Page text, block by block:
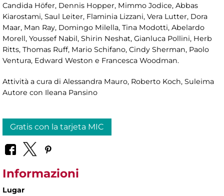
Candida Höfer, Dennis Hopper, Mimmo Jodice, Abbas
Kiarostami, Saul Leiter, Flaminia Lizzani, Vera Lutter, Dora
Maar, Man Ray, Domingo Milella, Tina Modotti, Abelardo
Morell, Youssef Nabil, Shirin Neshat, Gianluca Pollini, Herb
Ritts, Thomas Ruff, Mario Schifano, Cindy Sherman, Paolo
Ventura, Edward Weston e Francesca Woodman.
Attività a cura di Alessandra Mauro, Roberto Koch, Suleima
Autore con Ileana Pansino
Gratis con la tarjeta MIC
Informazioni
Lugar